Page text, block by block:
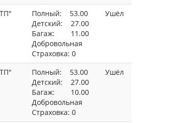
Полный: 53.00
Детский: 27.00
Багаж: 11.00
Добровольная
Страховка: 0
Ушёл
Полный: 53.00
Детский: 27.00
Багаж: 10.00
Добровольная
Страховка: 0
Ушёл